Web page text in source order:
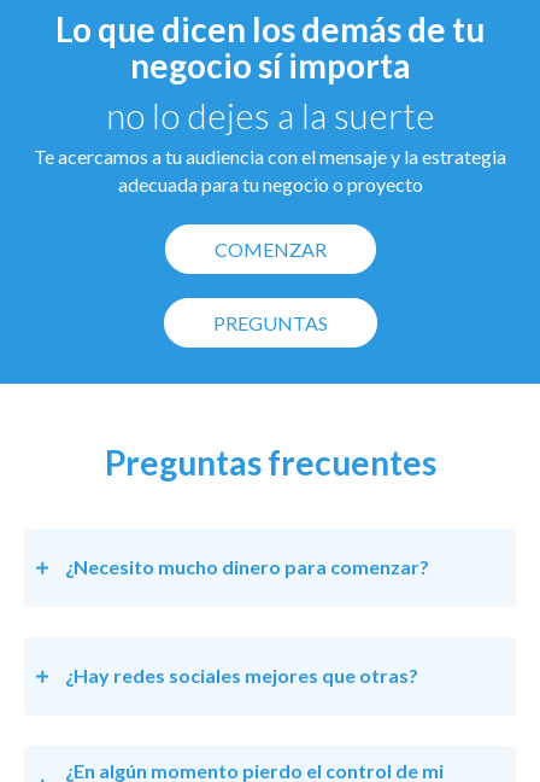
Lo que dicen los demás de tu
negocio sí importa
no lo dejes a la suerte
Te acercamos a tu audiencia con el mensaje y la estrategia
adecuada para tu negocio o proyecto
COMENZAR
PREGUNTAS
Preguntas frecuentes
¿Necesito mucho dinero para comenzar?
¿Hay redes sociales mejores que otras?
¿En algún momento pierdo el control de mi